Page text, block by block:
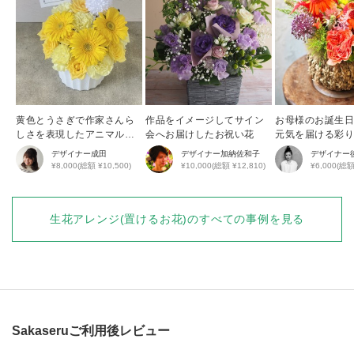
黄色とうさぎで作家さんら
しさを表現したアニマルア
レンジ
デザイナー成田
¥8,000(総額 ¥10,500)
作品をイメージしてサイン
会へお届けしたお祝い花
デザイナー加納佐和子
¥10,000(総額 ¥12,810)
お母様のお誕生
元気を届ける彩
花アレンジデザイナー
¥6,000(総
生花アレンジ(置けるお花)のすべての事例を見る
Sakaseruご利用後レビュー